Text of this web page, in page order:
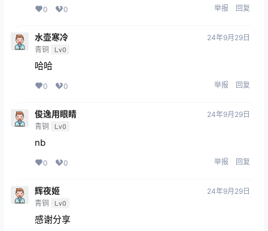
0 0 举报 回复
水壶寒冷
青铜 Lv0
24年9月29日
哈哈
0 0 举报 回复
俊逸用眼睛
青铜 Lv0
24年9月29日
nb
0 0 举报 回复
辉夜姬
青铜 Lv0
24年9月29日
感谢分享